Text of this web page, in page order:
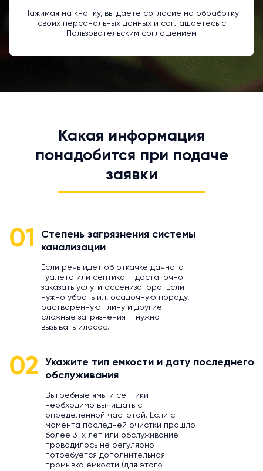
Нажимая на кнопку, вы даете согласие на обработку
своих персональных данных и соглашаетесь с
Пользовательским соглашением
Какая информация
понадобится при подаче
заявки
01
Степень загрязнения системы
канализации
Если речь идет об откачке дачного
туалета или септика – достаточно
заказать услуги ассенизатора. Если
нужно убрать ил, осадочную породу,
растворенную глину и другие
сложные загрязнения – нужно
вызывать илосос.
02
Укажите тип емкости и дату последнего
обслуживания
Выгребные ямы и септики
необходимо вычищать с
определенной частотой. Если с
момента последней очистки прошло
более 3-х лет или обслуживание
проводилось не регулярно –
потребуется дополнительная
промывка емкости (для этого